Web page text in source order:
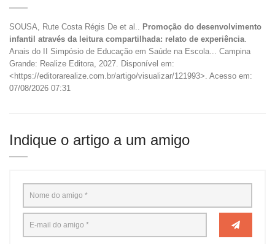
SOUSA, Rute Costa Régis De et al..
Promoção do desenvolvimento
infantil através da leitura compartilhada: relato de experiência
Anais do II Simpósio de Educação em Saúde na Escola... Campina
Grande: Realize Editora, 2027. Disponível em:
<https://editorarealize.com.br/artigo/visualizar/121993>. Acesso em:
07/08/2026 07:31
Indique o artigo a um amigo